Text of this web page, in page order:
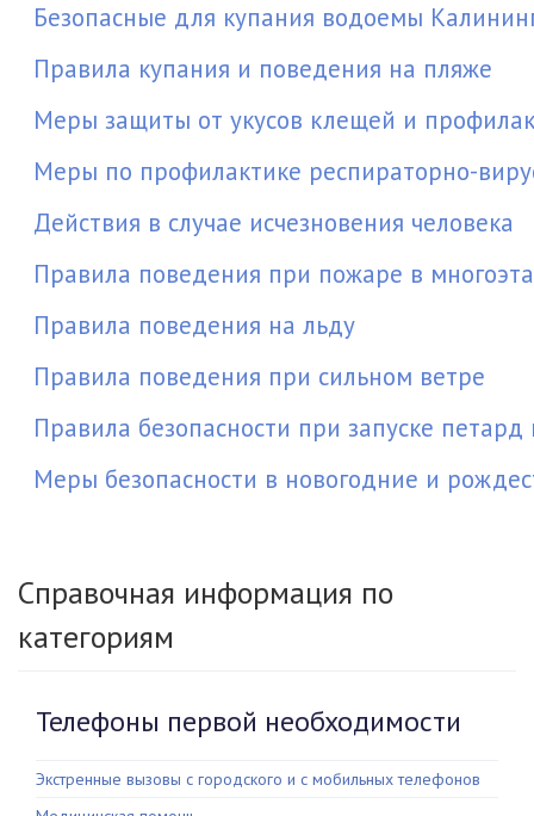
Безопасные для купания водоемы
Правила купания и поведения на пляже
Меры защиты от укусов клещей и
Меры по профилактике респираторно-
Действия в случае исчезновения человека
Правила поведения при пожаре в
Правила поведения на льду
Правила поведения при сильном ветре
Правила безопасности при запуске
Меры безопасности в новогодние и
Справочная информация по
категориям
Телефоны первой необходимости
Экстренные вызовы с городского и с мобильных телефонов